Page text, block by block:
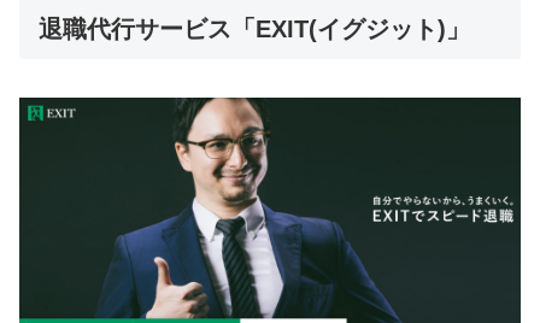
退職代行サービス「EXIT(イグジット)」